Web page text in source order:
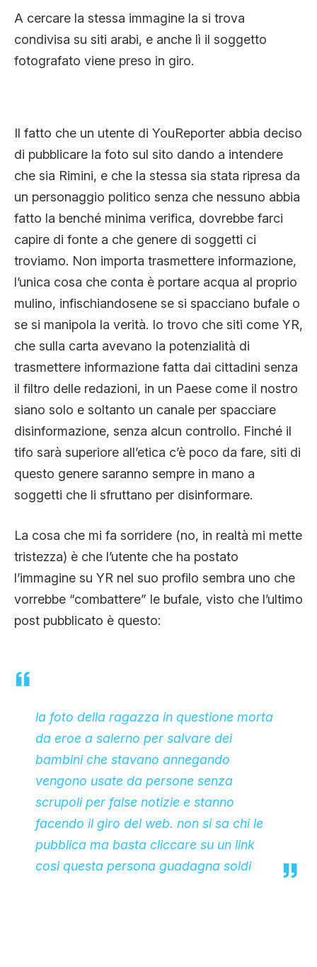
A cercare la stessa immagine la si trova
condivisa su siti arabi, e anche lì il soggetto
fotografato viene preso in giro.
Il fatto che un utente di YouReporter abbia deciso
di pubblicare la foto sul sito dando a intendere
che sia Rimini, e che la stessa sia stata ripresa da
un personaggio politico senza che nessuno abbia
fatto la benché minima verifica, dovrebbe farci
capire di fonte a che genere di soggetti ci
troviamo. Non importa trasmettere informazione,
l’unica cosa che conta è portare acqua al proprio
mulino, infischiandosene se si spacciano bufale o
se si manipola la verità. Io trovo che siti come YR,
che sulla carta avevano la potenzialità di
trasmettere informazione fatta dai cittadini senza
il filtro delle redazioni, in un Paese come il nostro
siano solo e soltanto un canale per spacciare
disinformazione, senza alcun controllo. Finché il
tifo sarà superiore all’etica c’è poco da fare, siti di
questo genere saranno sempre in mano a
soggetti che li sfruttano per disinformare.
La cosa che mi fa sorridere (no, in realtà mi mette
tristezza) è che l’utente che ha postato
l’immagine su YR nel suo profilo sembra uno che
vorrebbe “combattere” le bufale, visto che l’ultimo
post pubblicato è questo:
la foto della ragazza in questione morta
da eroe a salerno per salvare dei
bambini che stavano annegando
vengono usate da persone senza
scrupoli per false notizie e stanno
facendo il giro del web. non si sa chi le
pubblica ma basta cliccare su un link
cosi questa persona guadagna soldi